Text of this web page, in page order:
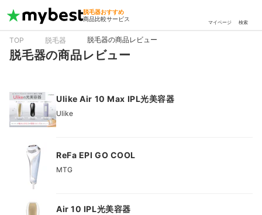
脱毛器おすすめ
商品比較サービス
マイページ 検索
TOP 脱毛器 脱毛器の商品レビュー
脱毛器の商品レビュー
Ulike Air 10 Max IPL光美容器
Ulike
ReFa EPI GO COOL
MTG
Air 10 IPL光美容器